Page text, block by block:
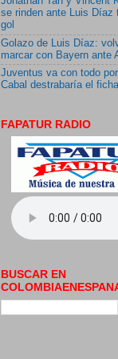
se rinden ante Luis Díaz
gol
Golazo de Luis Díaz:
marcar con Bayern ante
Juventus va con todo
Cabal destrabaría el
FAPATUR RADIO
BUSCAR EN